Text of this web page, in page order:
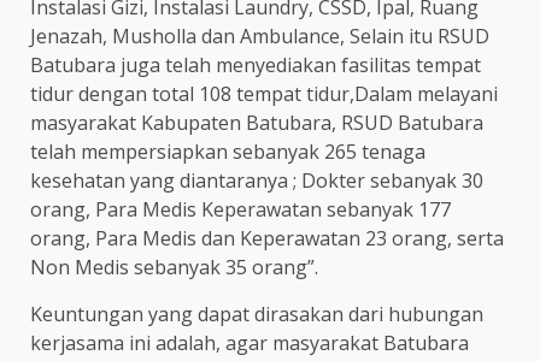
Instalasi Gizi, Instalasi Laundry, CSSD, Ipal, Ruang
Jenazah, Musholla dan Ambulance, Selain itu RSUD
Batubara juga telah menyediakan fasilitas tempat
tidur dengan total 108 tempat tidur,Dalam melayani
masyarakat Kabupaten Batubara, RSUD Batubara
telah mempersiapkan sebanyak 265 tenaga
kesehatan yang diantaranya ; Dokter sebanyak 30
orang, Para Medis Keperawatan sebanyak 177
orang, Para Medis dan Keperawatan 23 orang, serta
Non Medis sebanyak 35 orang”.
Keuntungan yang dapat dirasakan dari hubungan
kerjasama ini adalah, agar masyarakat Batubara